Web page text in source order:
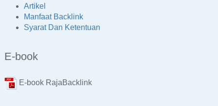
Artikel
Manfaat Backlink
Syarat Dan Ketentuan
E-book
E-book RajaBacklink